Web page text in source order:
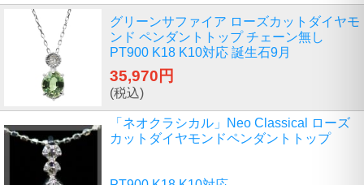
グリーンサファイア ローズカットダイヤモ
ンド ペンダントトップ チェーン無し
PT900 K18 K10対応 誕生石9月
35,970円
(税込)
「ネオクラシカル」Neo Classical ローズ
カットダイヤモンドペンダントトップ